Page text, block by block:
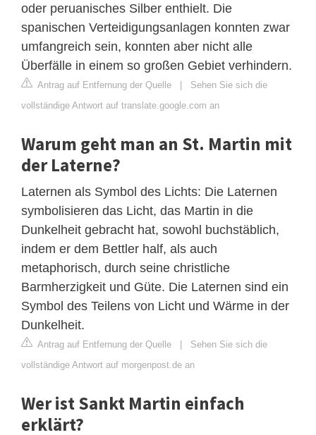
oder peruanisches Silber enthielt. Die
spanischen Verteidigungsanlagen konnten zwar
umfangreich sein, konnten aber nicht alle
Überfälle in einem so großen Gebiet verhindern.
Antrag auf Entfernung der Quelle | Sehen Sie sich die
vollständige Antwort auf translate.google.com an
Warum geht man an St. Martin mit
der Laterne?
Laternen als Symbol des Lichts: Die Laternen
symbolisieren das Licht, das Martin in die
Dunkelheit gebracht hat, sowohl buchstäblich,
indem er dem Bettler half, als auch
metaphorisch, durch seine christliche
Barmherzigkeit und Güte. Die Laternen sind ein
Symbol des Teilens von Licht und Wärme in der
Dunkelheit.
Antrag auf Entfernung der Quelle | Sehen Sie sich die
vollständige Antwort auf morgenpost.de an
Wer ist Sankt Martin einfach
erklärt?